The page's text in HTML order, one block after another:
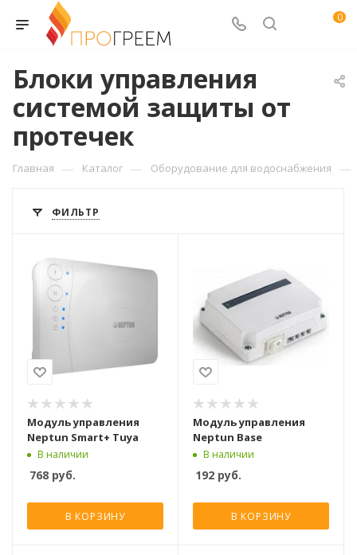
0
Блоки управления
системой защиты от
протечек
Главная — Каталог — Оборудование для водоснабжения —
ФИЛЬТР
Модуль управления
Neptun Smart+ Tuya
В наличии
768 руб.
В КОРЗИНУ
Модуль управления
Neptun Base
В наличии
192 руб.
В КОРЗИНУ